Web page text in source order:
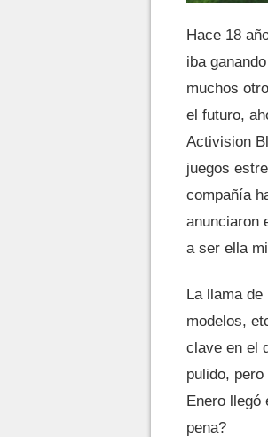
Hace 18
iba
muchos
el futuro,
Activision
juegos
compañía
anunciaron
a ser ella
La llama
modelos,
clave en el
pulido,
Enero llegó
pena?